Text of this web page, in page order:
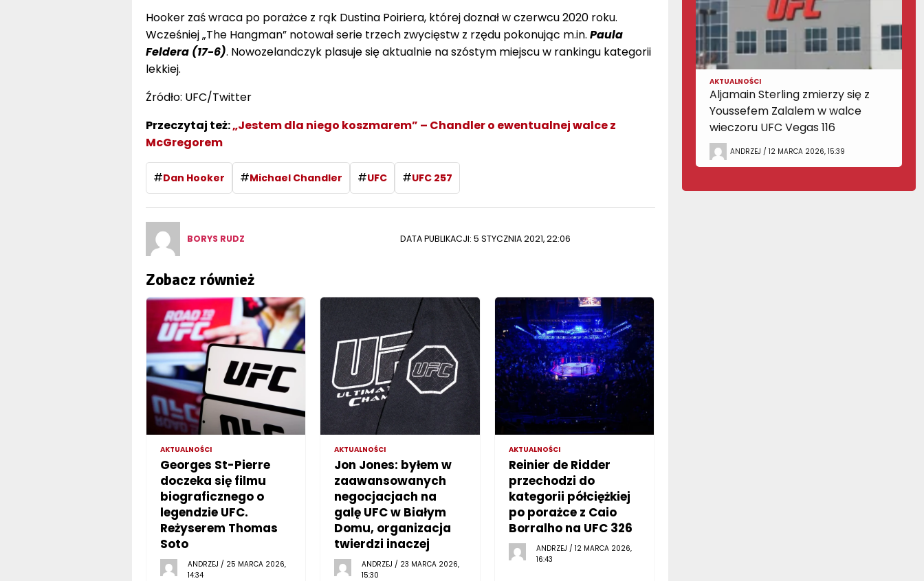
Hooker zaś wraca po porażce z rąk Dustina Poiriera, której doznał w czerwcu 2020 roku.
Wcześniej „The Hangman” notował serie trzech zwycięstw z rzędu pokonując m.in. Paula
Feldera (17-6). Nowozelandczyk plasuje się aktualnie na szóstym miejscu w rankingu kategorii
lekkiej.
Źródło: UFC/Twitter
Przeczytaj też:„Jestem dla niego koszmarem” – Chandler o ewentualnej walce z
McGregorem
#Dan Hooker #Michael Chandler #UFC #UFC 257
BORYS RUDZ DATA PUBLIKACJI: 5 STYCZNIA 2021, 22:06
Zobacz również
AKTUALNOŚCI
Georges St-Pierre
doczeka się filmu
biograficznego o
legendzie UFC.
Reżyserem Thomas
Soto
ANDRZEJ / 25 MARCA 2026,
14:34
AKTUALNOŚCI
Jon Jones: byłem w
zaawansowanych
negocjacjach na
galę UFC w Białym
Domu, organizacja
twierdzi inaczej
ANDRZEJ / 23 MARCA 2026,
15:30
AKTUALNOŚCI
Reinier de Ridder
przechodzi do
kategorii półciężkiej
po porażce z Caio
Borralho na UFC 326
ANDRZEJ / 12 MARCA 2026,
16:43
AKTUALNOŚCI
Aljamain Sterling zmierzy się z
Youssefem Zalalem w walce
wieczoru UFC Vegas 116
ANDRZEJ / 12 MARCA 2026, 15:39